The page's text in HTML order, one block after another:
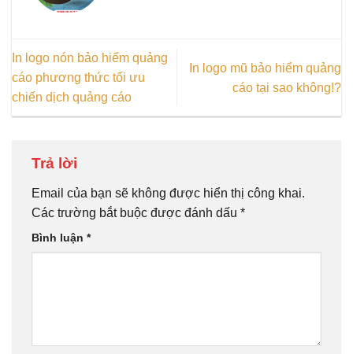
In logo nón bảo hiểm quảng
cáo phương thức tối ưu
chiến dịch quảng cáo
In logo mũ bảo hiểm quảng
cáo tại sao không!?
Trả lời
Email của bạn sẽ không được hiển thị công khai.
Các trường bắt buộc được đánh dấu *
Bình luận *